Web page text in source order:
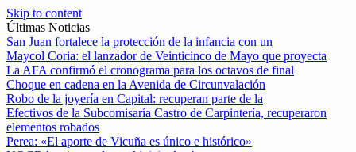
Skip to content
Últimas Noticias
San Juan fortalece la protección de la infancia con un
Maycol Coria: el lanzador de Veinticinco de Mayo que proyecta
La AFA confirmó el cronograma para los octavos de final
Choque en cadena en la Avenida de Circunvalación
Robo de la joyería en Capital: recuperan parte de la
Efectivos de la Subcomisaría Castro de Carpintería, recuperaron
elementos robados
Perea: «El aporte de Vicuña es único e histórico»